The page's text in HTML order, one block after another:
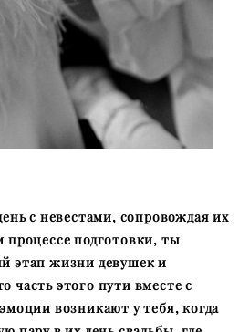
с невестами, сопровождая их
процессе подготовки, ты
этап жизни девушек и
часть этого пути вместе с
возникают у тебя, когда